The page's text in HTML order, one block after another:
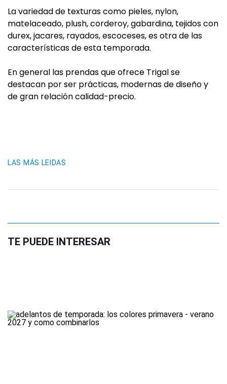
La variedad de texturas como pieles, nylon,
matelaceado, plush, corderoy, gabardina, tejidos con
durex, jacares, rayados, escoceses, es otra de las
características de esta temporada.
En general las prendas que ofrece Trigal se
destacan por ser prácticas, modernas de diseño y
de gran relación calidad-precio.
LAS MÁS LEIDAS
TE PUEDE INTERESAR